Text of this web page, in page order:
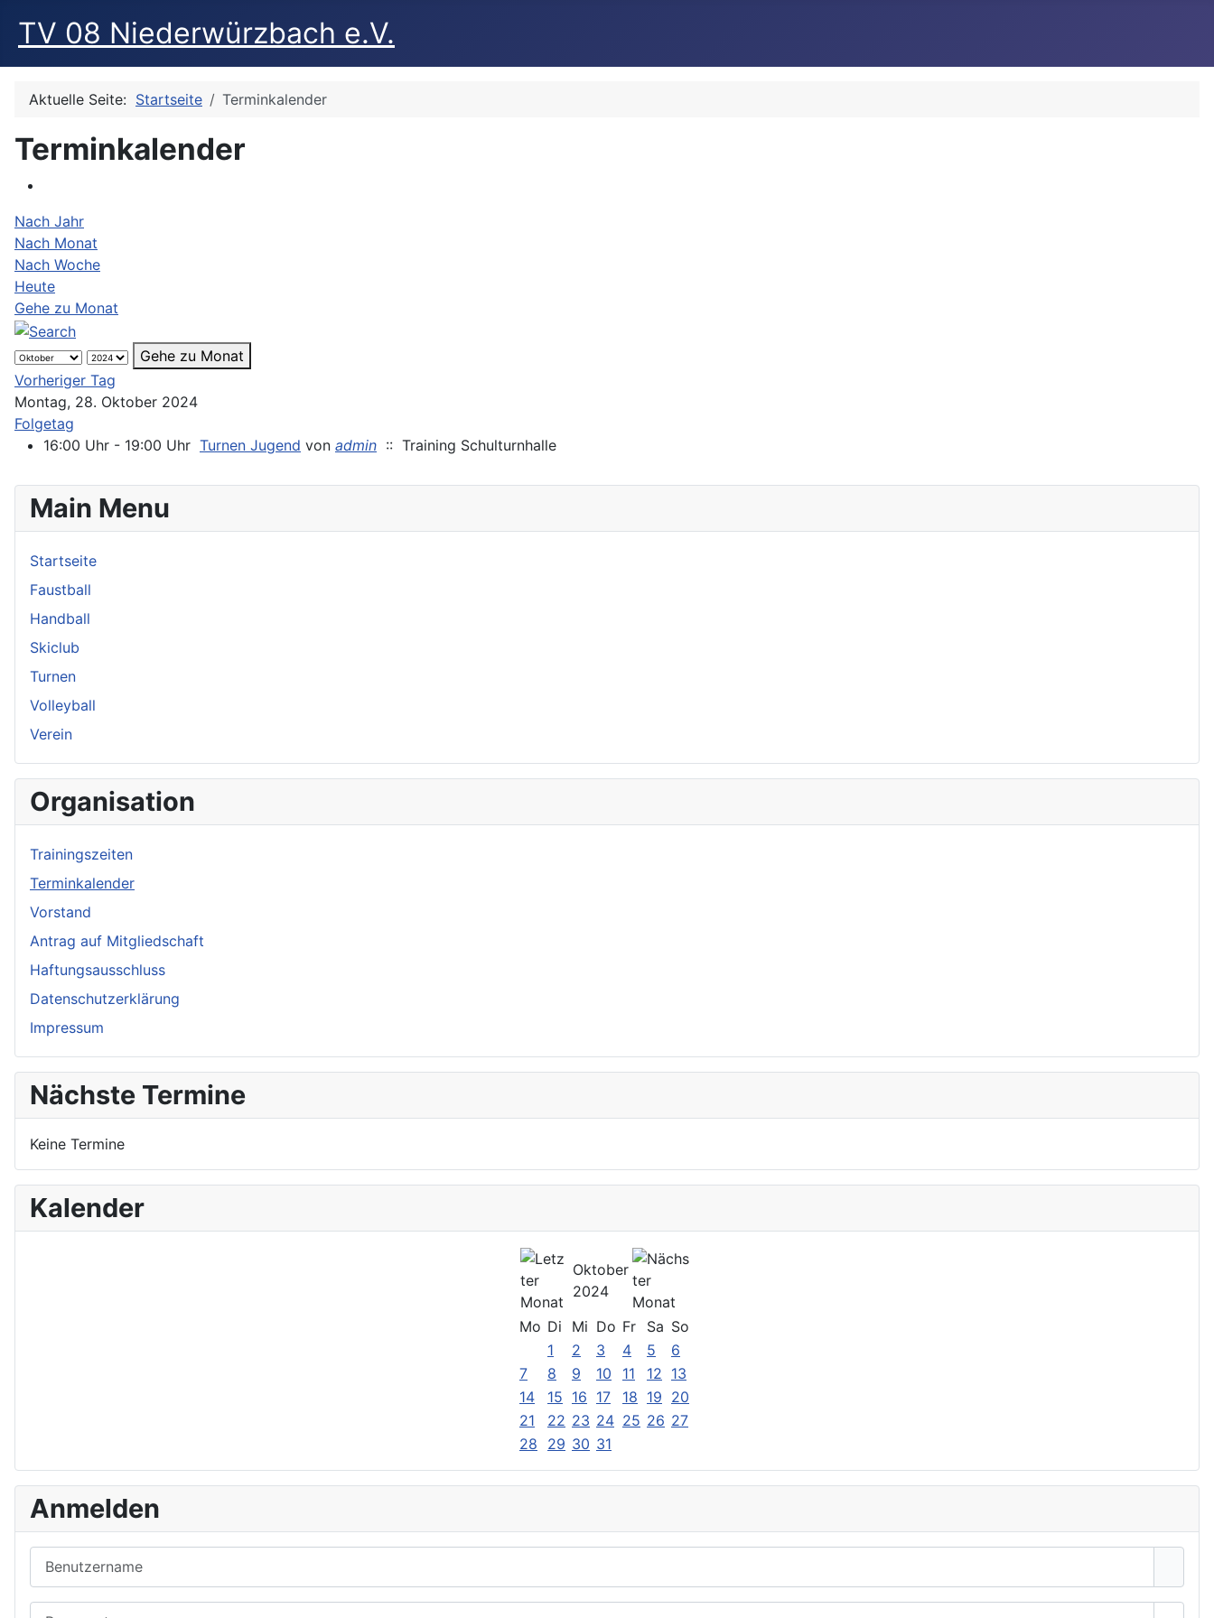
TV 08 Niederwürzbach e.V.
Aktuelle Seite: Startseite Terminkalender
Terminkalender
Nach Jahr
Nach Monat
Nach Woche
Heute
Gehe zu Monat
Gehe zu Monat
Vorheriger Tag
Montag, 28. Oktober 2024
Folgetag
16:00 Uhr - 19:00 Uhr Turnen Jugend von admin :: Training Schulturnhalle
Main Menu
Startseite
Faustball
Handball
Skiclub
Turnen
Volleyball
Verein
Organisation
Trainingszeiten
Terminkalender
Vorstand
Antrag auf Mitgliedschaft
Haftungsausschluss
Datenschutzerklärung
Impressum
Nächste Termine
Keine Termine
Kalender
Oktober
2024
Mo Di Mi Do Fr Sa So
1
2 3 4 5
6
7
8 9 10 11 12 13
14
15 16 17 18 19 20
21
22 23 24 25 26 27
28
29 30 31
Anmelden